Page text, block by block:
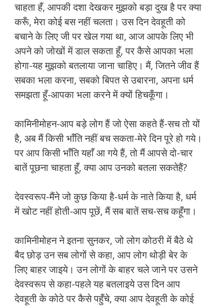
चाहता हँ, आपकी दशा देखकर मुझको बड़ा दुख है पर क्या
करूँ, मेरा कोई बस नहीं चलता। उस दिन देवहूती को
बचाने के लिए जी पर खेल गया था, आज आपके लिए भी
अपने को जोखों में डाल सकता हूँ, पर कैसे आपका भला
होगा-यह मुझको बतलाया जाना चाहिए। मैं, जितने जीव हैं
सबका भला करना, सबको बिपत से उबारना, अपना धर्म
समझता हूँ-आपका भला करने में क्यों हिचकूँगा।
कामिनीमोहन-आप बड़े लोग हैं जो ऐसा कहते हैं-सच तो यों
है, अब मैं किसी भाँति नहीं बच सकता-मेरे दिन पूरे हो गये।
पर आप किसी भाँति यहाँ आ गये हैं, तो मैं आपसे दो-चार
बातें पूछना चाहता हूँ, क्या आप उनको बतला सकतेहैं?
देवस्वरूप-मैंने जो कुछ किया है-धर्म के नाते किया है, धर्म
में खोट नहीं होती-आप पूछें, मैं सब बातें सच-सच कहूँगा।
कामिनीमोहन ने इतना सुनकर, जो लोग कोठरी में बैठे थे
बैद छोड़ उन सब लोगों से कहा, आप लोग थोड़ी बेर के
लिए बाहर जाइये। उन लोगों के बाहर चले जाने पर उसने
देवस्वरूप से कहा-पहले यह बतलाइये उस दिन आप
देवहूती के कोठे पर कैसे पहुँचे, क्या आप देवहूती के कोई